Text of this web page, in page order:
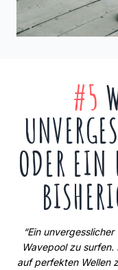
#5
ODER
“Ein
Wavepool zu
auf perfekten Wellen